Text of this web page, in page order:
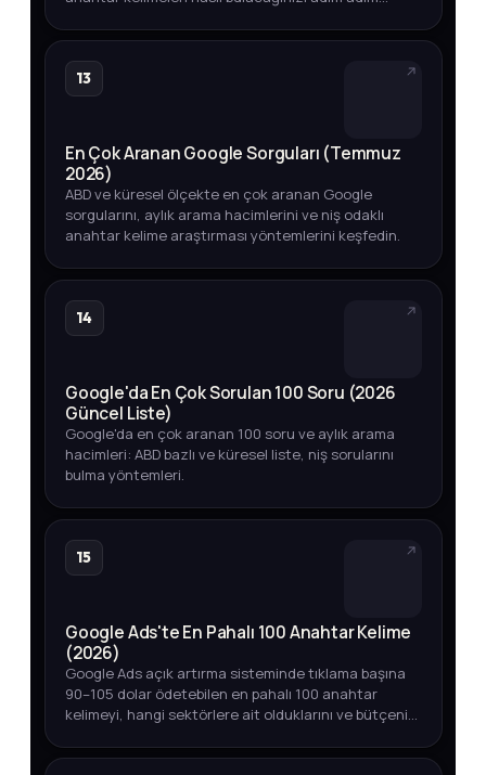
13
En Çok Aranan Google Sorguları (Temmuz
2026)
ABD ve küresel ölçekte en çok aranan Google
sorgularını, aylık arama hacimlerini ve niş odaklı
anahtar kelime araştırması yöntemlerini keşfedin.
14
Google'da En Çok Sorulan 100 Soru (2026
Güncel Liste)
Google'da en çok aranan 100 soru ve aylık arama
hacimleri: ABD bazlı ve küresel liste, niş sorularını
bulma yöntemleri.
15
Google Ads'te En Pahalı 100 Anahtar Kelime
(2026)
Google Ads açık artırma sisteminde tıklama başına
90–105 dolar ödetebilen en pahalı 100 anahtar
kelimeyi, hangi sektörlere ait olduklarını ve bütçenizi